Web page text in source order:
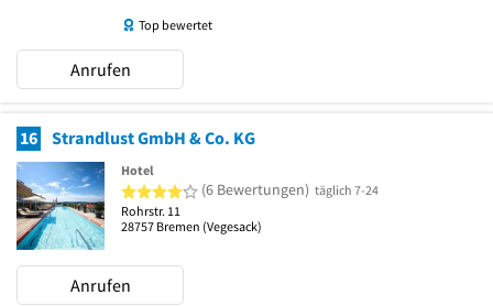
Top bewertet
Anrufen
16 Strandlust GmbH & Co. KG
Hotel
4 von 5 Sternen
(6 Bewertungen) täglich 7-24
Rohrstr. 11
28757 Bremen (Vegesack)
Anrufen